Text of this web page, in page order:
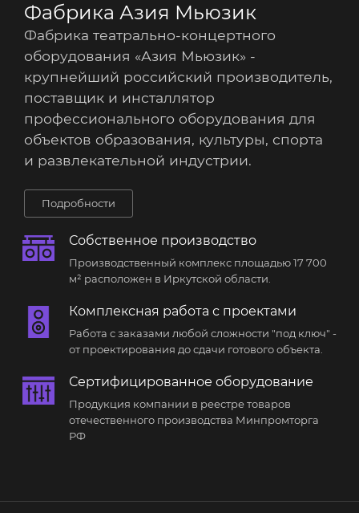
Фабрика театрально-концертного
оборудования «Азия Мьюзик» -
крупнейший российский производитель,
поставщик и инсталлятор
профессионального оборудования для
объектов образования, культуры, спорта
и развлекательной индустрии.
Подробности
Собственное производство
Производственный комплекс площадью 17 700
м² расположен в Иркутской области.
Комплексная работа с проектами
Работа с заказами любой сложности "под ключ" -
от проектирования до сдачи готового объекта.
Сертифицированное оборудование
Продукция компании в реестре товаров
отечественного производства Минпромторга
РФ
Фабрика Азия Мьюзик